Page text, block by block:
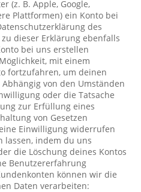
(z. B. Apple, Google,
Plattformen) ein Konto bei
des
dieser Erklärung ebenfalls
bei uns erstellen
mit einem
fortzufahren, um deinen
von den Umständen
oder die Tatsache
zur Erfüllung eines
von Gesetzen
Einwilligung widerrufen
lassen, indem du uns
die Löschung deines Kontos
Benutzererfahrung
können wir die
Daten verarbeiten: